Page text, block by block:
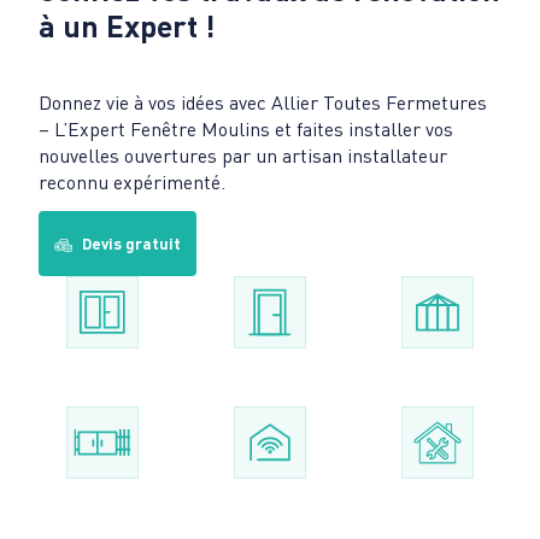
à un Expert !
Donnez vie à vos idées avec Allier Toutes Fermetures
– L’Expert Fenêtre Moulins et faites installer vos
nouvelles ouvertures par un artisan installateur
reconnu expérimenté.
Devis gratuit